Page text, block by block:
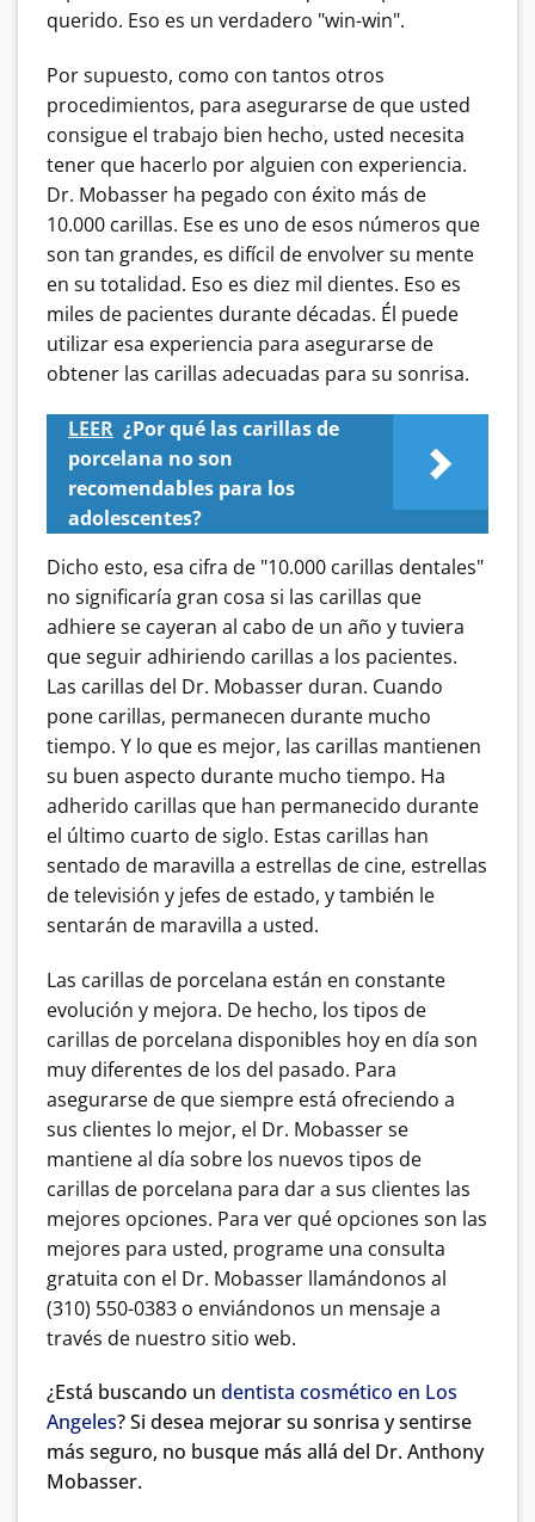
querido. Eso es un verdadero "win-win".
Por supuesto, como con tantos otros
procedimientos, para asegurarse de que usted
consigue el trabajo bien hecho, usted necesita
tener que hacerlo por alguien con experiencia.
Dr. Mobasser ha pegado con éxito más de
10.000 carillas. Ese es uno de esos números que
son tan grandes, es difícil de envolver su mente
en su totalidad. Eso es diez mil dientes. Eso es
miles de pacientes durante décadas. Él puede
utilizar esa experiencia para asegurarse de
obtener las carillas adecuadas para su sonrisa.
LEER ¿Por qué las carillas de
porcelana no son
recomendables para los
adolescentes?
Dicho esto, esa cifra de "10.000 carillas dentales"
no significaría gran cosa si las carillas que
adhiere se cayeran al cabo de un año y tuviera
que seguir adhiriendo carillas a los pacientes.
Las carillas del Dr. Mobasser duran. Cuando
pone carillas, permanecen durante mucho
tiempo. Y lo que es mejor, las carillas mantienen
su buen aspecto durante mucho tiempo. Ha
adherido carillas que han permanecido durante
el último cuarto de siglo. Estas carillas han
sentado de maravilla a estrellas de cine, estrellas
de televisión y jefes de estado, y también le
sentarán de maravilla a usted.
Las carillas de porcelana están en constante
evolución y mejora. De hecho, los tipos de
carillas de porcelana disponibles hoy en día son
muy diferentes de los del pasado. Para
asegurarse de que siempre está ofreciendo a
sus clientes lo mejor, el Dr. Mobasser se
mantiene al día sobre los nuevos tipos de
carillas de porcelana para dar a sus clientes las
mejores opciones. Para ver qué opciones son las
mejores para usted, programe una consulta
gratuita con el Dr. Mobasser llamándonos al
(310) 550-0383 o enviándonos un mensaje a
través de nuestro sitio web.
¿Está buscando un dentista cosmético en Los
Angeles? Si desea mejorar su sonrisa y sentirse
más seguro, no busque más allá del Dr. Anthony
Mobasser.